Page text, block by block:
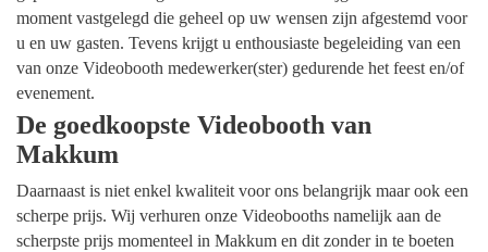
moment vastgelegd die geheel op uw wensen zijn afgestemd voor
u en uw gasten. Tevens krijgt u enthousiaste begeleiding van een
van onze Videobooth medewerker(ster) gedurende het feest en/of
evenement.
De goedkoopste Videobooth van
Makkum
Daarnaast is niet enkel kwaliteit voor ons belangrijk maar ook een
scherpe prijs. Wij verhuren onze Videobooths namelijk aan de
scherpste prijs momenteel in Makkum en dit zonder in te boeten